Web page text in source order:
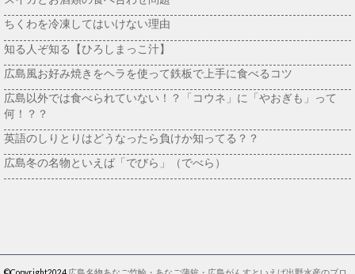
ちくわを冷凍してはいけない理由
知る人ぞ知る【ひろしまっこ汁】
広島風お好み焼きをヘラを使って鉄板で上手に食べるコツ
広島以外では食べられていない！？「コウネ」に「やおぎも」って
何！？？
英語のしりとりはどうなったら負けか知ってる？？
広島冬の名物といえば「でびら」（でべら）